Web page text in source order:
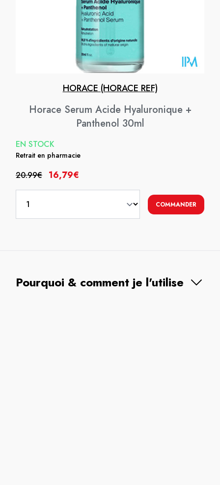
HORACE (HORACE REF)
Horace Serum Acide Hyaluronique +
Panthenol 30ml
EN STOCK
Retrait en pharmacie
20.99€ 16,79€
COMMANDER
Pourquoi & comment je l'utilise